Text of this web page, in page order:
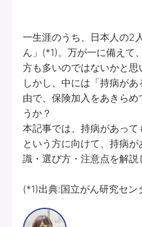
一生涯のうち、日本人の2
ん」(*1)。万が一に備えて
方も多いのではないかと思
しかし、中には「持病が
由で、保険加入をあきら
うか？
本記事では、持病があっ
という方に向けて、持病
識・選び方・注意点を解説
(*1)出典:国立がん研究セ